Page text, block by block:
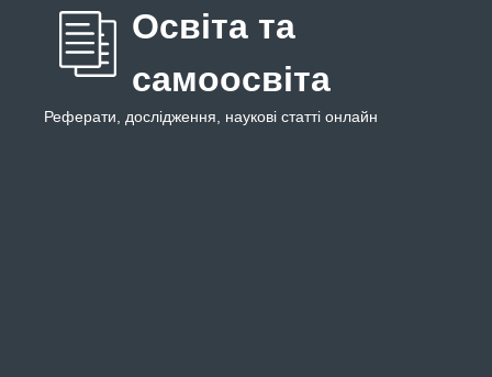
Освіта та
самоосвіта
Реферати, дослідження, наукові статті онлайн